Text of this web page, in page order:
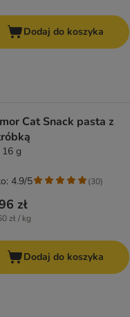
Dodaj do koszyka
Cat Snack pasta z
g
zł
zł / kg
4.9/5 (30)
Dodaj do koszyka